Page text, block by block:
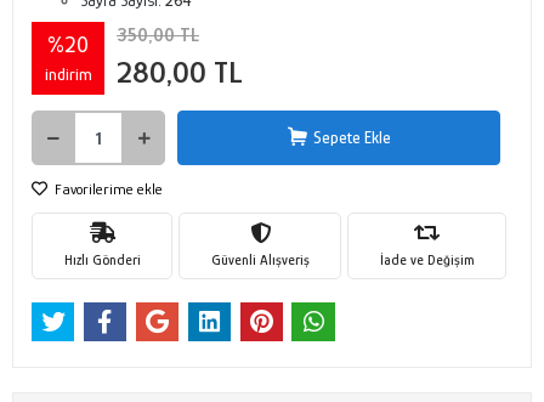
%20
indirim
350,00 TL
280,00 TL
Sepete Ekle
Favorilerime ekle
Hızlı Gönderi Güvenli Alışveriş İade ve Değişim